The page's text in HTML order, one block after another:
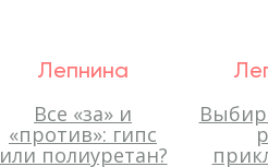
Лепнина
Все «за» и
«против»: гипс
или полиуретан?